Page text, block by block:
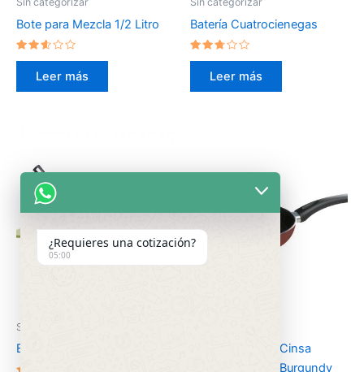
Bote para Mezcla 1/2 Litro
Valorado
2.46Leer más
Batería Cuatrocienegas
Valorado
2.59Leer más
Sin categorizar
Batería Family Verde
Sartén Aluminio Cinsa
Experta Grande Burgundy
¿Requieres una cotización?
05:00